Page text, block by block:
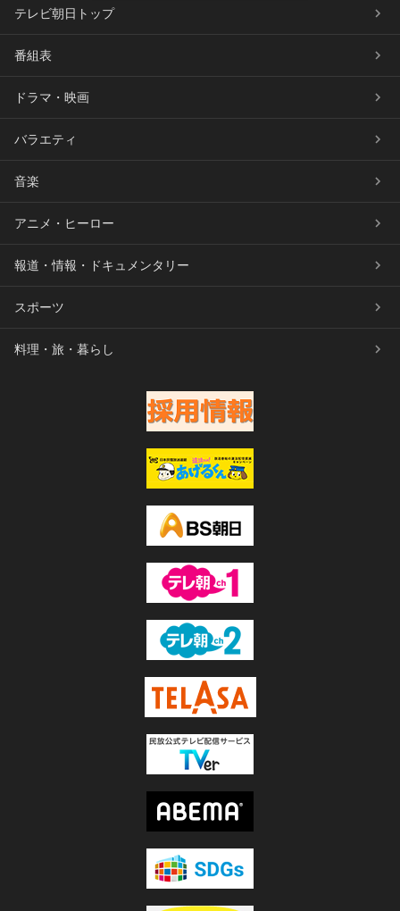
テレビ朝日トップ
番組表
ドラマ・映画
バラエティ
音楽
アニメ・ヒーロー
報道・情報・ドキュメンタリー
スポーツ
料理・旅・暮らし